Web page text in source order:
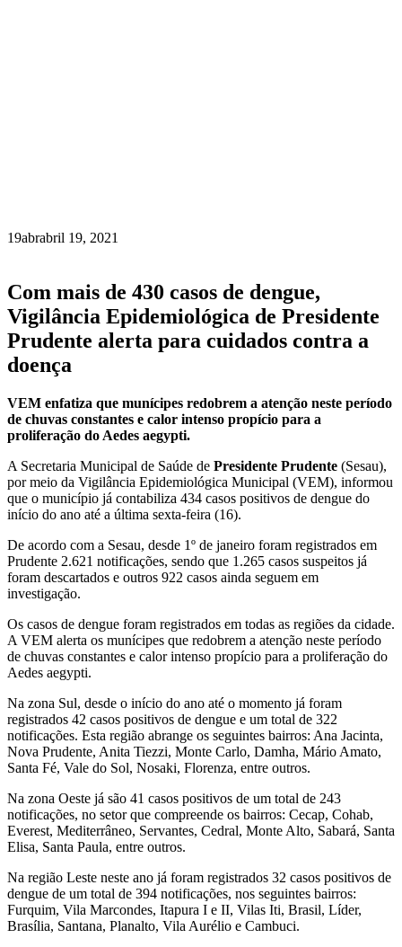
19abrabril 19, 2021
Com mais de 430 casos de dengue,
Vigilância Epidemiológica de Presidente
Prudente alerta para cuidados contra a
doença
VEM enfatiza que munícipes redobrem a atenção neste período
de chuvas constantes e calor intenso propício para a
proliferação do Aedes aegypti.
A Secretaria Municipal de Saúde de Presidente Prudente (Sesau),
por meio da Vigilância Epidemiológica Municipal (VEM), informou
que o município já contabiliza 434 casos positivos de dengue do
início do ano até a última sexta-feira (16).
De acordo com a Sesau, desde 1º de janeiro foram registrados em
Prudente 2.621 notificações, sendo que 1.265 casos suspeitos já
foram descartados e outros 922 casos ainda seguem em
investigação.
Os casos de dengue foram registrados em todas as regiões da cidade.
A VEM alerta os munícipes que redobrem a atenção neste período
de chuvas constantes e calor intenso propício para a proliferação do
Aedes aegypti.
Na zona Sul, desde o início do ano até o momento já foram
registrados 42 casos positivos de dengue e um total de 322
notificações. Esta região abrange os seguintes bairros: Ana Jacinta,
Nova Prudente, Anita Tiezzi, Monte Carlo, Damha, Mário Amato,
Santa Fé, Vale do Sol, Nosaki, Florenza, entre outros.
Na zona Oeste já são 41 casos positivos de um total de 243
notificações, no setor que compreende os bairros: Cecap, Cohab,
Everest, Mediterrâneo, Servantes, Cedral, Monte Alto, Sabará, Santa
Elisa, Santa Paula, entre outros.
Na região Leste neste ano já foram registrados 32 casos positivos de
dengue de um total de 394 notificações, nos seguintes bairros:
Furquim, Vila Marcondes, Itapura I e II, Vilas Iti, Brasil, Líder,
Brasília, Santana, Planalto, Vila Aurélio e Cambuci.